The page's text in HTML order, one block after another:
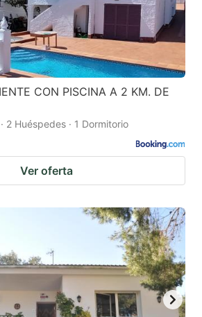
CON PISCINA A 2 KM. DE
2 Huéspedes · 1 Dormitorio
Ver oferta